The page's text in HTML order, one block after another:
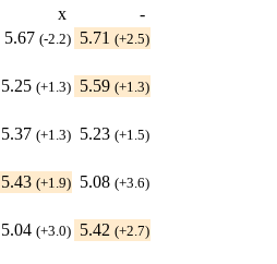
x
-
5.67 (-2.2) 5.71 (+2.5)
5.25 (+1.3) 5.59 (+1.3)
5.37 (+1.3) 5.23 (+1.5)
5.43 (+1.9) 5.08 (+3.6)
5.04 (+3.0) 5.42 (+2.7)